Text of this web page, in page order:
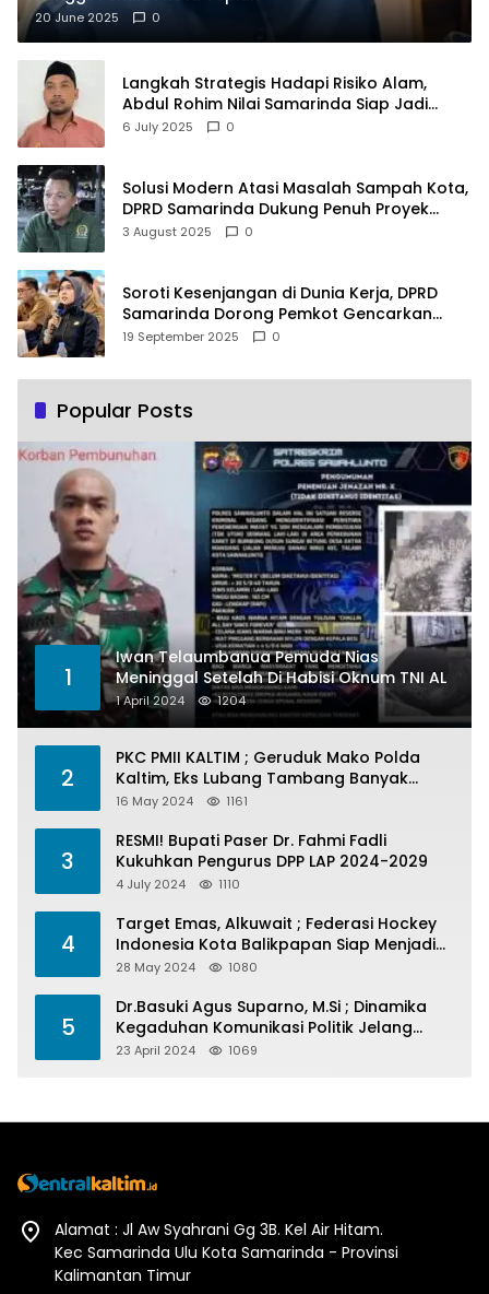
20 June 2025 0
Langkah Strategis Hadapi Risiko Alam,
Abdul Rohim Nilai Samarinda Siap Jadi
Pusat Logistik Bencana Kalimantan
6 July 2025 0
Solusi Modern Atasi Masalah Sampah Kota,
DPRD Samarinda Dukung Penuh Proyek
PLTSA
3 August 2025 0
Soroti Kesenjangan di Dunia Kerja, DPRD
Samarinda Dorong Pemkot Gencarkan
Pemberdayaan Perempuan
19 September 2025 0
Popular Posts
1
Iwan Telaumbanua Pemuda Nias
Meninggal Setelah Di Habisi Oknum TNI AL
1 April 2024 1204
2
PKC PMII KALTIM ; Geruduk Mako Polda
Kaltim, Eks Lubang Tambang Banyak
Menelan Korban
16 May 2024 1161
3
RESMI! Bupati Paser Dr. Fahmi Fadli
Kukuhkan Pengurus DPP LAP 2024-2029
4 July 2024 1110
4
Target Emas, Alkuwait ; Federasi Hockey
Indonesia Kota Balikpapan Siap Menjadi
Barometer Prestasi Di Kaltim
28 May 2024 1080
5
Dr.Basuki Agus Suparno, M.Si ; Dinamika
Kegaduhan Komunikasi Politik Jelang
Pesta Politik 2024
23 April 2024 1069
Alamat : Jl Aw Syahrani Gg 3B. Kel Air Hitam.
Kec Samarinda Ulu Kota Samarinda - Provinsi
Kalimantan Timur